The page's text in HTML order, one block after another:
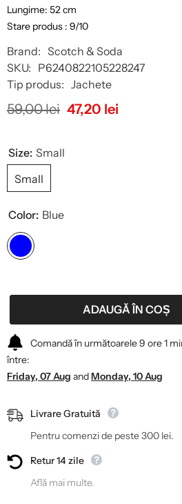
Lungime: 52 cm
Stare produs : 9/10
Brand: Scotch & Soda
SKU: P6240822105228247
Tip produs: Jachete
59,00 lei 47,20 lei
Size: Small
Small
Color: Blue
ADAUGĂ ÎN COȘ
Comandă în următoarele9 ore1
între:
Friday, 07 Aug andMonday, 10 Aug
Livrare Gratuită
Pentru comenzi de peste 300 lei.
Retur 14 zile
Află mai multe.